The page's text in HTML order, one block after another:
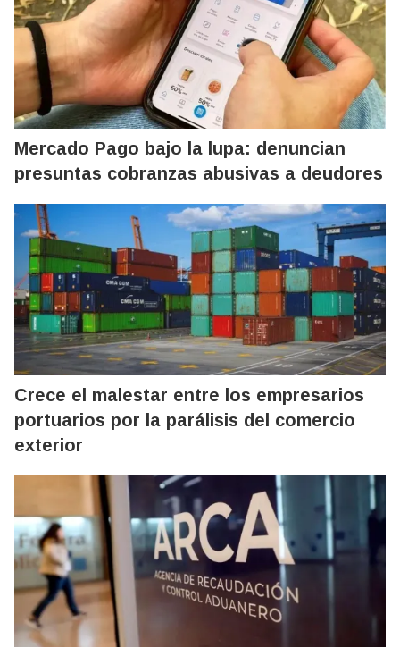
Mercado Pago bajo la lupa: denuncian
presuntas cobranzas abusivas a deudores
Crece el malestar entre los empresarios
portuarios por la parálisis del comercio
exterior